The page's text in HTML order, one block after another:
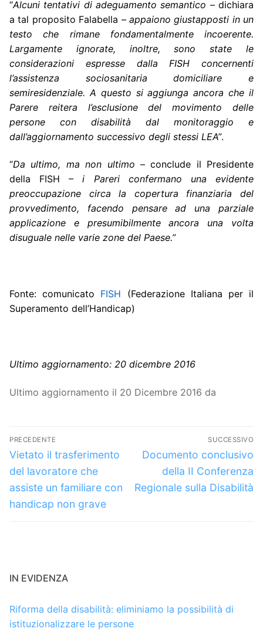
“Alcuni tentativi di adeguamento semantico – dichiara
a tal proposito Falabella – appaiono giustapposti in un
testo che rimane fondamentalmente incoerente.
Largamente ignorate, inoltre, sono state le
considerazioni espresse dalla FISH concernenti
l’assistenza sociosanitaria domiciliare e
semiresidenziale. A questo si aggiunga ancora che il
Parere reitera l’esclusione del movimento delle
persone con disabilità dal monitoraggio e
dall’aggiornamento successivo degli stessi LEA”.
“Da ultimo, ma non ultimo – conclude il Presidente
della FISH –i Pareri confermano una evidente
preoccupazione circa la copertura finanziaria del
provvedimento, facendo pensare ad una parziale
applicazione e presumibilmente ancora una volta
disuguale nelle varie zone del Paese.”
Fonte: comunicato FISH (Federazione Italiana per il
Superamento dell’Handicap)
Ultimo aggiornamento: 20 dicembre 2016
Ultimo aggiornamento il 20 Dicembre 2016 da
Navigazione
articoli
PRECEDENTE
Articolo
precedente:
Vietato il trasferimento
del lavoratore che
assiste un familiare con
handicap non grave
SUCCESSIVO
Articolo
successivo:
Documento conclusivo
della II Conferenza
Regionale sulla Disabilità
IN EVIDENZA
Riforma della disabilità: eliminiamo la possibilità di
istituzionalizzare le persone